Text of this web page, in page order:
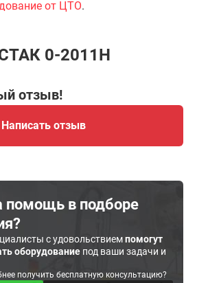
от ЦТО.
0-2011H
отзыв!
Написать отзыв
помощь в подборе
с удовольствиемпомогут
оборудование под ваши задачи и
получить бесплатную консультацию?